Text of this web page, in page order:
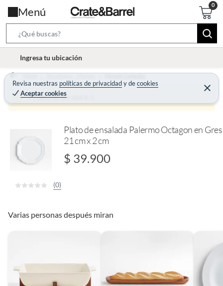
Menú
e
r
c
B
r
t
Ingresa tu ubicación
Revisa nuestras políticas de privacidadydecookies
Aceptar cookies
C
e
r
Home Decohogar - Menaje Menaje Comedor
Producto sin stock :(
Plato de ensalada Palermo Octagon en Gres
21 cm x 2 cm
$ 39.900
(0)
Varias personas después miran